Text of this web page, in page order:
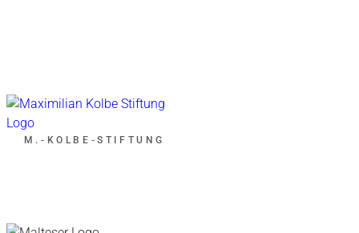
M.-KOLBE-STIFTUNG